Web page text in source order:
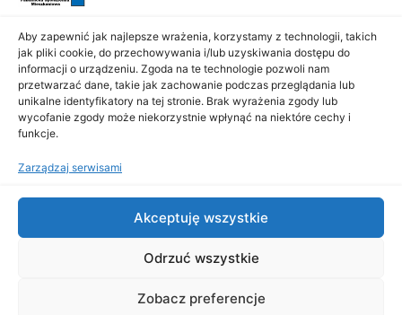
Aby zapewnić jak najlepsze wrażenia, korzystamy z technologii, takich
jak pliki cookie, do przechowywania i/lub uzyskiwania dostępu do
informacji o urządzeniu. Zgoda na te technologie pozwoli nam
przetwarzać dane, takie jak zachowanie podczas przeglądania lub
unikalne identyfikatory na tej stronie. Brak wyrażenia zgody lub
wycofanie zgody może niekorzystnie wpłynąć na niektóre cechy i
funkcje.
Zarządzaj serwisami
Akceptuję wszystkie
Odrzuć wszystkie
Zobacz preferencje
2026 | All Rights Reserved